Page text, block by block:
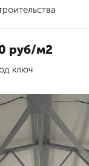
руб/м2
ключ